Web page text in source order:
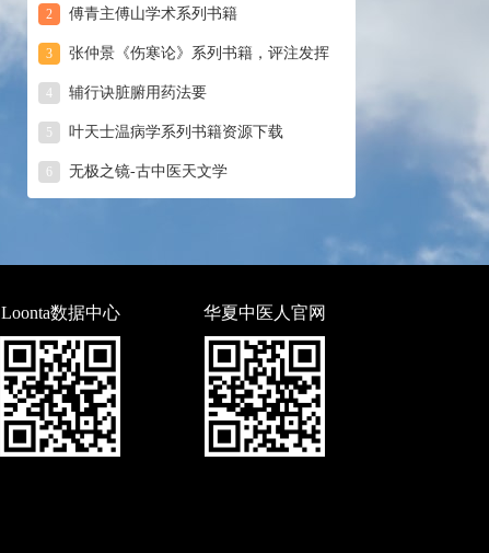
2 傅青主傅山学术系列书籍
3 张仲景《伤寒论》系列书籍，评注发挥
4 辅行诀脏腑用药法要
5 叶天士温病学系列书籍资源下载
6 无极之镜-古中医天文学
Loonta数据中心 华夏中医人官网